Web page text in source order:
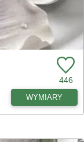
446
WYMIARY